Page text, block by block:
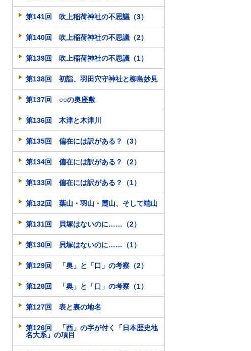
第141回 吹上稲荷神社の不思議（3）
第140回 吹上稲荷神社の不思議（2）
第139回 吹上稲荷神社の不思議（1）
第138回 初詣、羽田穴守神社と柳島妙見
第137回 ○○の奥座敷
第136回 木津と木津川
第135回 偏在には訳がある？（3）
第134回 偏在には訳がある？（2）
第133回 偏在には訳がある？（1）
第132回 葉山・羽山・麓山、そして端山
第131回 貝塚はないのに……（2）
第130回 貝塚はないのに……（1）
第129回 「奥」と「口」の考察（2）
第128回 「奥」と「口」の考察（1）
第127回 表と裏の地名
第126回 「酉」の字が付く「日本歴史地
名大系」の項目